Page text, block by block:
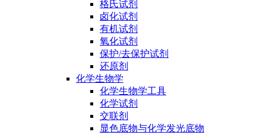
格氏试剂
卤化试剂
有机试剂
氧化试剂
保护/去保护试剂
还原剂
化学生物学
化学生物学工具
化学试剂
交联剂
显色底物与化学发光底物